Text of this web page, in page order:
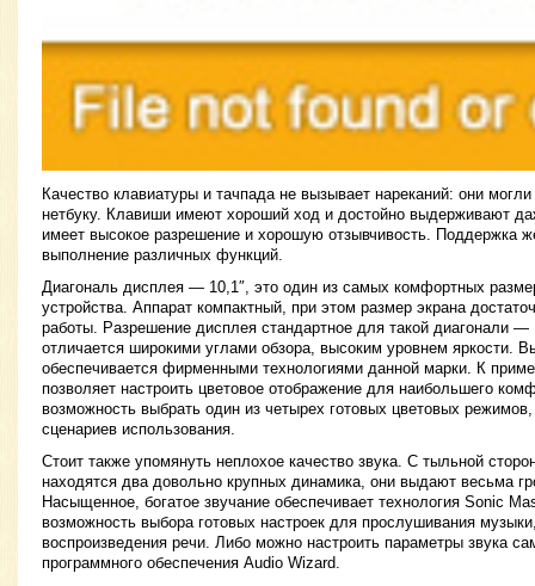
Качество клавиатуры и тачпада не вызывает нареканий: они
нетбуку. Клавиши имеют хороший ход и достойно выдерживают
имеет высокое разрешение и хорошую отзывчивость. Поддержка
выполнение различных функций.
Диагональ дисплея — 10,1″, это один из самых комфортных
устройства. Аппарат компактный, при этом размер экрана
работы. Разрешение дисплея стандартное для такой диагонали
отличается широкими углами обзора, высоким уровнем яркости.
обеспечивается фирменными технологиями данной марки. К
позволяет настроить цветовое отображение для наибольшего
возможность выбрать один из четырех готовых цветовых
сценариев использования.
Стоит также упомянуть неплохое качество звука. С тыльной
находятся два довольно крупных динамика, они выдают весьма
Насыщенное, богатое звучание обеспечивает технология Sonic
возможность выбора готовых настроек для прослушивания
воспроизведения речи. Либо можно настроить параметры звука
программного обеспечения Audio Wizard.